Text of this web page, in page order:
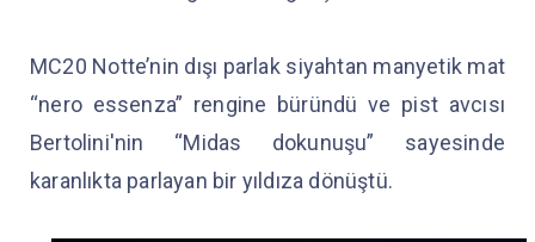
MC20 Notte’nin dışı parlak siyahtan manyetik mat
“nero essenza” rengine büründü ve pist avcısı
Bertolini'nin “Midas dokunuşu” sayesinde
karanlıkta parlayan bir yıldıza dönüştü.